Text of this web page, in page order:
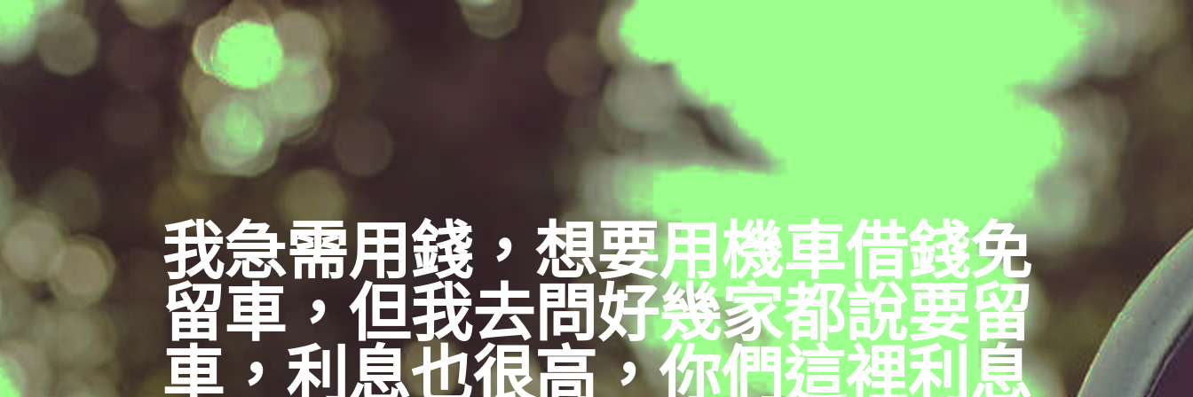
我急需用錢，想要用機車借錢免
留車，但我去問好幾家都說要留
車，利息也很高，你們這裡利息